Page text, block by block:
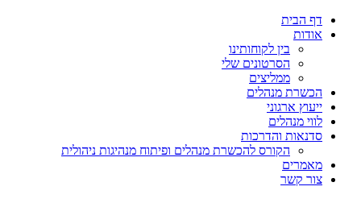
דף הבית
אודות
בין לקוחותינו
הסרטונים שלי
ממליצים
הכשרת מנהלים
ייעוץ ארגוני
לווי מנהלים
סדנאות והדרכות
הקורס להכשרת מנהלים ופיתוח מנהיגות ניהולית
מאמרים
צור קשר